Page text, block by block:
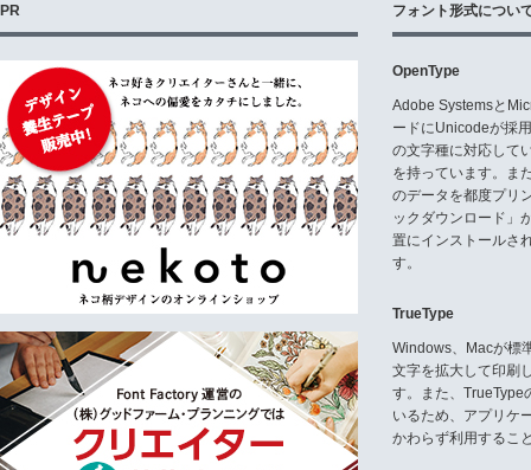
PR フォント形式につい
OpenType
Adobe Systemsと
ードにUnicodeが採
の文字種に対応して
を持っています。ま
のデータを都度プリ
ックダウンロード」
置にインストールさ
す。
TrueType
Windows、Macが標
文字を拡大して印刷
す。また、TrueType
いるため、アプリケ
かわらず利用するこ